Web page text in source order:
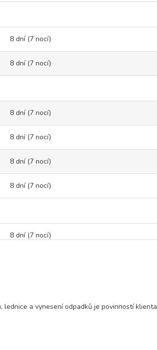
8 dní (7 nocí)
8 dní (7 nocí)
8 dní (7 nocí)
8 dní (7 nocí)
8 dní (7 nocí)
8 dní (7 nocí)
8 dní (7 nocí)
8 dní (7 nocí)
lednice a vynesení odpadků je povinností klienta